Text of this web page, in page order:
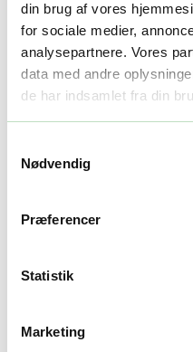
din brug af vores
for sociale medier,
analysepartnere. Vores
data med andre
de har indsamlet fra din
Nødvendig
Præferencer
Statistik
Marketing
EGO AH1620
Tilføj til kurv
Twitter
Yderligere information